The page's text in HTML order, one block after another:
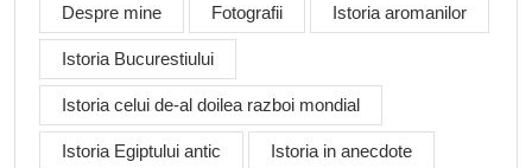
Despre mine Fotografii Istoria aromanilor
Istoria Bucurestiului
Istoria celui de-al doilea razboi mondial
Istoria Egiptului antic Istoria in anecdote